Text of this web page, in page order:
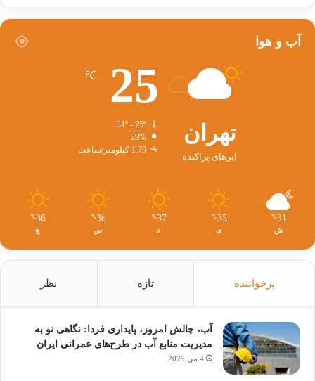
آب و هوا
تهران
ابرهای پراکنده
25
℃
29%
1.79 کیلومتر/ساعت
31
℃
ش
35
℃
ی
37
℃
د
36
℃
س
36
℃
چ
پرخواننده تازه نظر
آب، چالش امروز، پایداری فردا: نگاهی نو به
مدیریت منابع آب در طرح‌های عمرانی ایران
4 می 2025